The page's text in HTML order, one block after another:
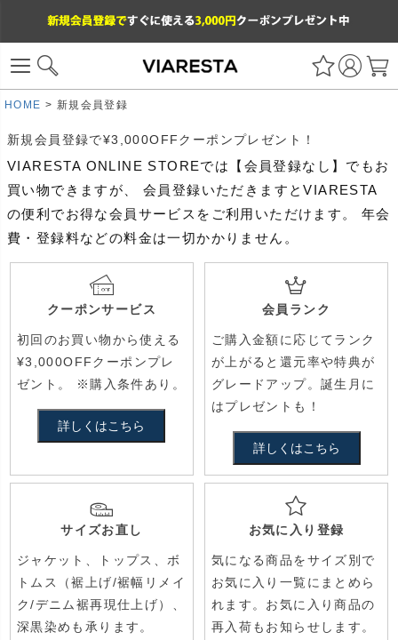
HOME 新規会員登録
新規会員登録で¥3,000OFFクーポンプレゼント！
VIARESTA ONLINE STOREでは【会員登録なし】でもお
買い物できますが、 会員登録いただきますとVIARESTA
の便利でお得な会員サービスをご利用いただけます。 年会
費・登録料などの料金は一切かかりません。
クーポンサービス
初回のお買い物から使える
¥3,000OFFクーポンプレ
ゼント。 ※購入条件あり。
詳しくはこちら
会員ランク
ご購入金額に応じてランク
が上がると還元率や特典が
グレードアップ。誕生月に
はプレゼントも！
詳しくはこちら
サイズお直し
ジャケット、トップス、ボ
トムス（裾上げ/裾幅リメイ
ク/デニム裾再現仕上げ）、
深黒染めも承ります。
お気に入り登録
気になる商品をサイズ別で
お気に入り一覧にまとめら
れます。お気に入り商品の
再入荷もお知らせします。